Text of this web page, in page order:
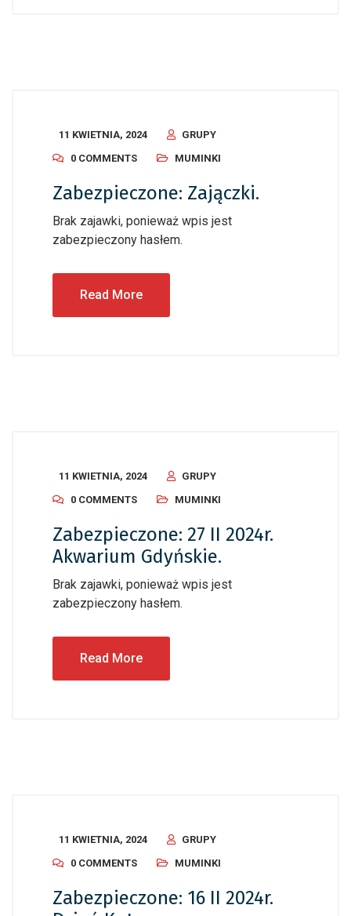
11 KWIETNIA, 2024
GRUPY
0 COMMENTS
MUMINKI
Zabezpieczone: Zajączki.
Brak zajawki, ponieważ wpis jest
zabezpieczony hasłem.
Read More
11 KWIETNIA, 2024
GRUPY
0 COMMENTS
MUMINKI
Zabezpieczone: 27 II 2024r.
Akwarium Gdyńskie.
Brak zajawki, ponieważ wpis jest
zabezpieczony hasłem.
Read More
11 KWIETNIA, 2024
GRUPY
0 COMMENTS
MUMINKI
Zabezpieczone: 16 II 2024r.